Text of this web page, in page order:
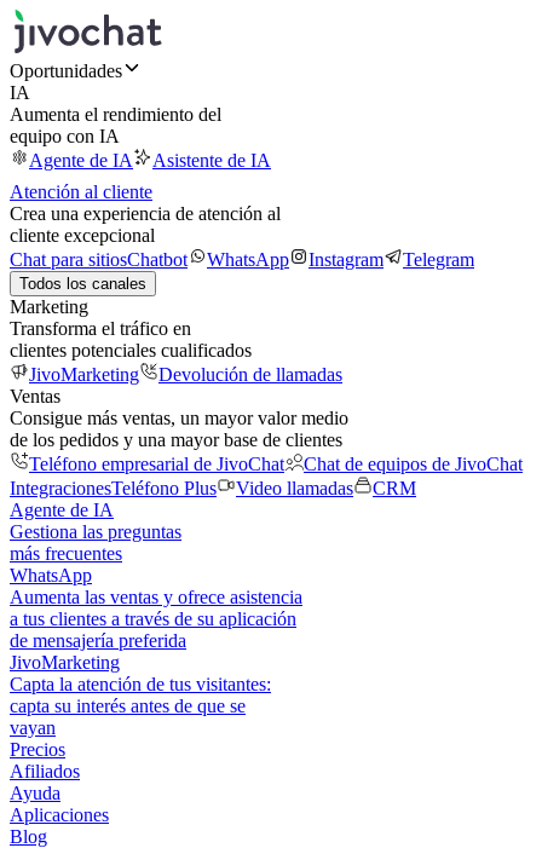
Oportunidades
IA
Aumenta el rendimiento del
equipo con IA
Agente de IA
Asistente de IA
Atención al cliente
Crea una experiencia de atención al
cliente excepcional
Chat para sitiosChatbot WhatsApp Instagram Telegram
Todos los canales
Marketing
Transforma el tráfico en
clientes potenciales cualificados
JivoMarketing
Devolución de llamadas
Ventas
Consigue más ventas, un mayor valor medio
de los pedidos y una mayor base de clientes
Teléfono empresarial de JivoChat
Chat de equipos de JivoChat
IntegracionesTeléfono Plus Video llamadas
CRM
Agente de IA
Gestiona las preguntas
más frecuentes
WhatsApp
Aumenta las ventas y ofrece asistencia
a tus clientes a través de su aplicación
de mensajería preferida
JivoMarketing
Capta la atención de tus visitantes:
capta su interés antes de que se
vayan
Precios
Afiliados
Ayuda
Aplicaciones
Blog